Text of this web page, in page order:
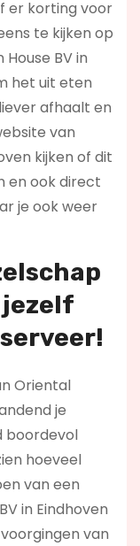
er korting voor
te kijken op
BV in
het uit eten
afhaalt en
van
kijken of dit
en ook direct
je ook weer
jezelf
Oriental
je
boordevol
hoeveel
van een
in Eindhoven
van